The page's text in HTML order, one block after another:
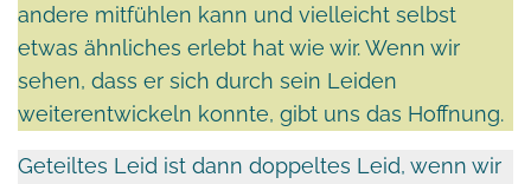
andere mitfühlen kann und vielleicht selbst
etwas ähnliches erlebt hat wie wir. Wenn wir
sehen, dass er sich durch sein Leiden
weiterentwickeln konnte, gibt uns das Hoffnung.
Geteiltes Leid ist dann doppeltes Leid, wenn wir